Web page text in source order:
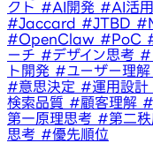
クト #AI開発 #AI活用
#Jaccard #JTBD
#OpenClaw #PoC
ーチ #デザイン思考 #
ト開発 #ユーザー理解
#意思決定 #運用設計
検索品質 #顧客理解
第一原理思考 #第二
思考 #優先順位